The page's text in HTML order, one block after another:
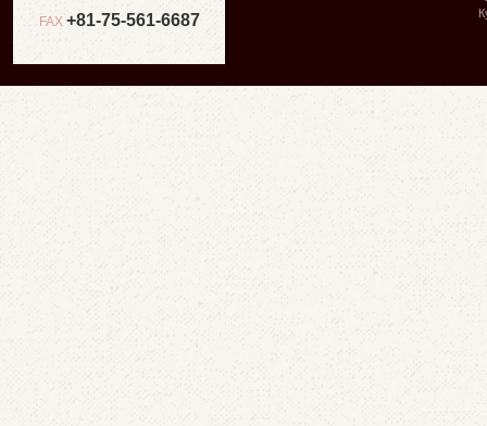
FAX +81-75-561-6687